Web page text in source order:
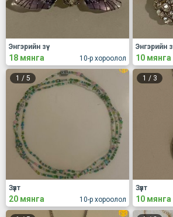
10-р хороолол
Энгэрийн зүү
18 мянга
Энгэрийн зүү
10 мянга
1 / 5
10-р хороолол
Зүүлт
20 мянга
1 / 3
Зүүлт
10 мянга